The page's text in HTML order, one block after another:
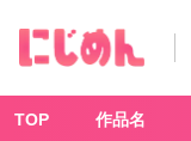
TOP 作品名